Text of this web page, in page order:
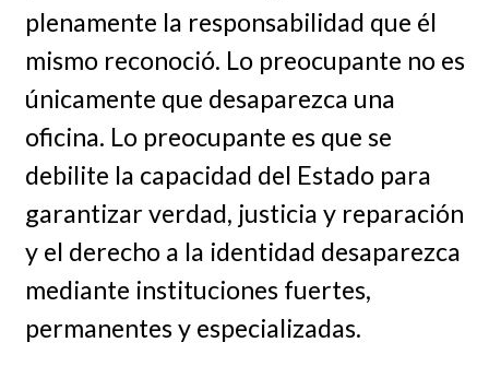
plenamente la responsabilidad que él
mismo reconoció. Lo preocupante no es
únicamente que desaparezca una
oficina. Lo preocupante es que se
debilite la capacidad del Estado para
garantizar verdad, justicia y reparación
y el derecho a la identidad desaparezca
mediante instituciones fuertes,
permanentes y especializadas.